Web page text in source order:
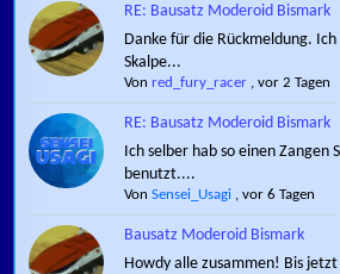
RE: Bausatz Moderoid Bismark
Danke für die Rückmeldung.
Skalpe...
Vonred_fury_racer ,vor 2 Tagen
RE: Bausatz Moderoid Bismark
Ich selber hab so einen Zangen
benutzt....
VonSensei_Usagi ,vor 6 Tagen
Bausatz Moderoid Bismark
Howdy alle zusammen! Bis